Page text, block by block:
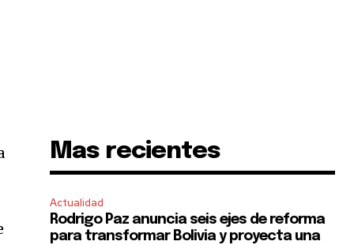
Mas recientes
Actualidad
Rodrigo Paz anuncia seis ejes de reforma
para transformar Bolivia y proyecta una